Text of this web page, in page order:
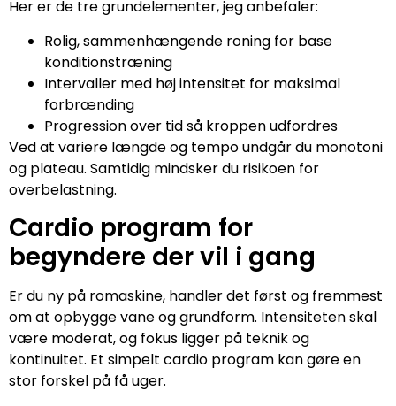
Her er de tre grundelementer, jeg anbefaler:
Rolig, sammenhængende roning for base
konditionstræning
Intervaller med høj intensitet for maksimal
forbrænding
Progression over tid så kroppen udfordres
Ved at variere længde og tempo undgår du monotoni
og plateau. Samtidig mindsker du risikoen for
overbelastning.
Cardio program for
begyndere der vil i gang
Er du ny på romaskine, handler det først og fremmest
om at opbygge vane og grundform. Intensiteten skal
være moderat, og fokus ligger på teknik og
kontinuitet. Et simpelt cardio program kan gøre en
stor forskel på få uger.